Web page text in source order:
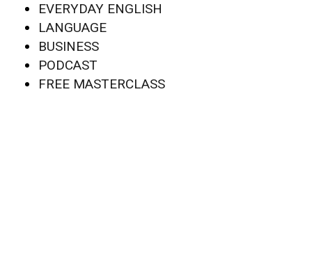
EVERYDAY ENGLISH
LANGUAGE
BUSINESS
PODCAST
FREE MASTERCLASS